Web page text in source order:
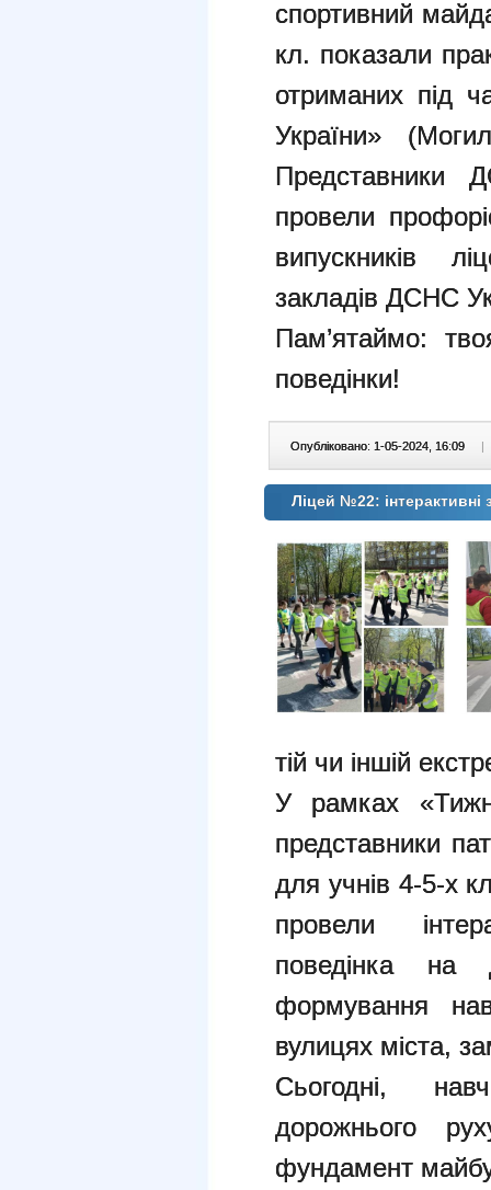
спортивний
кл. показали
отриманих під
України»
Представники
провели
випускників
закладів ДСНС
Пам’ятаймо:
поведінки!
Опубліковано: 1-05-2024, 16:09 |
Ліцей №22: інтерактивні
тій чи іншій
У рамках
представники
для учнів 4-5-х
провели
поведінка на
формування
вулицях міста,
Сьогодні,
дорожнього
фундамент